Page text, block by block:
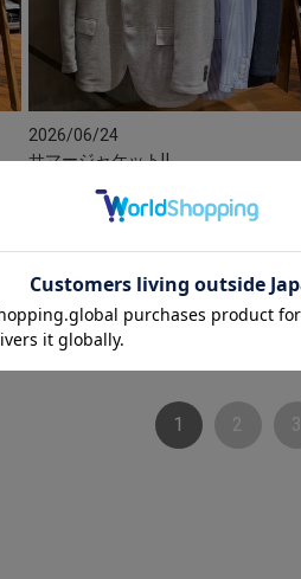
2026/06/24
サマージャケット‼︎
UNION STATION ら
UNION STATION
荒磯
1 2 3